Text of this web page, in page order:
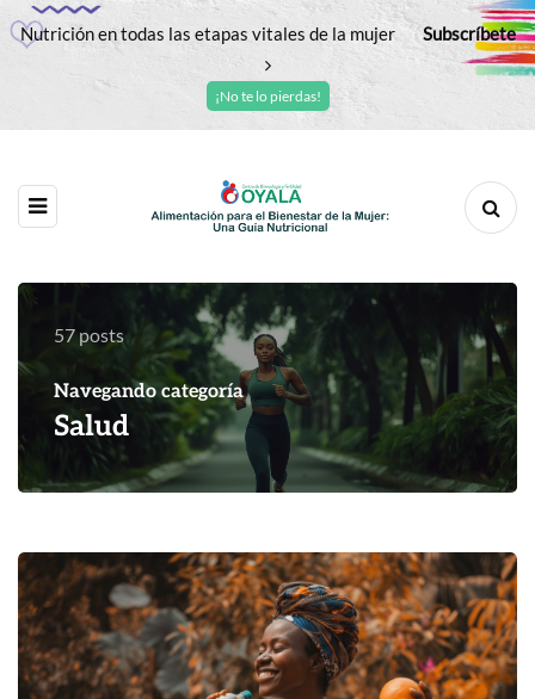
Nutrición en todas las etapas vitales de la mujer Subscríbete
¡No te lo pierdas!
57 posts
Navegando categoría
Salud